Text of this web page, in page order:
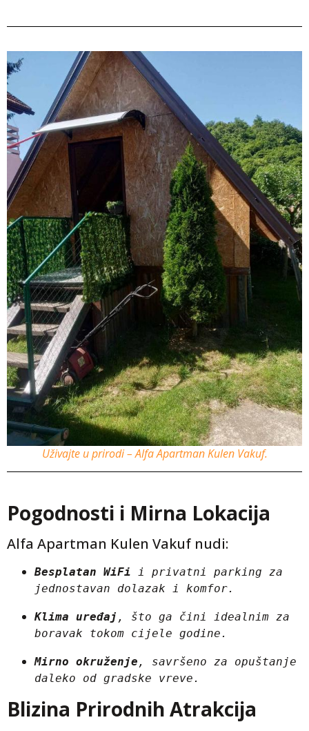
Uživajte u prirodi – Alfa Apartman Kulen Vakuf.
Pogodnosti i Mirna Lokacija
Alfa Apartman Kulen Vakuf nudi:
Besplatan WiFi i privatni parking za
jednostavan dolazak i komfor.
Klima uređaj , što ga čini idealnim za
boravak tokom cijele godine.
Mirno okruženje , savršeno za opuštanje
daleko od gradske vreve.
Blizina Prirodnih Atrakcija